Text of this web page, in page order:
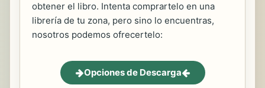
obtener el libro. Intenta comprartelo en una
librería de tu zona, pero sino lo encuentras,
nosotros podemos ofrecertelo:
Opciones de Descarga